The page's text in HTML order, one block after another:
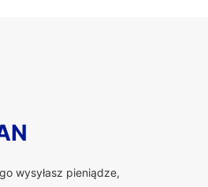
wysyłasz pieniądze,